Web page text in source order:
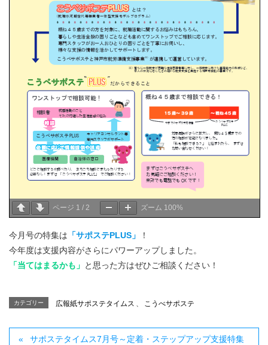
ページ 1 / 2 ズーム 100%
今月号の特集は 「サポステPLUS」
！
今年度は支援内容がさらにパワーアップしました。
「当てはまるかも」 と思った方はぜひご相談ください！
カテゴリー 広報紙サポステタイムス 、 こうべサポステ
サポステタイムス7月号～定着・ステップアップ支援特集